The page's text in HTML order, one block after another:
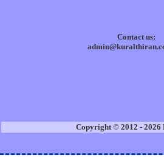
Contact us:
Copyright © 2012 - 2026